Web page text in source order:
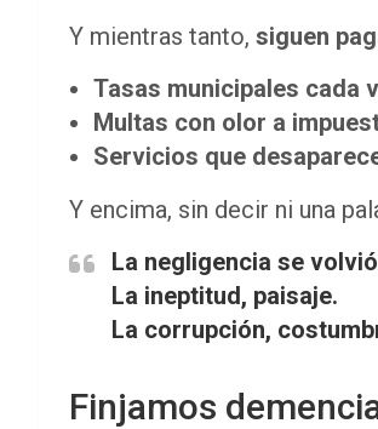
Y mientras tanto, siguen
Tasas municipales cada
Multas con olor a
Servicios que
Y encima, sin decir ni una
La negligencia se
La ineptitud, paisaje.
La corrupción,
Finjamos